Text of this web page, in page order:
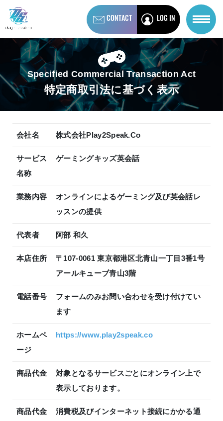
CONTACT LOG IN
Specified Commercial Transaction Act
特定商取引法に基づく表示
会社名 株式会社Play2Speak.Co
サービス
名称
ゲーミングキッズ英会話
業務内容
オンラインによるゲーミング及び英会話レ
ッスンの提供
代表者 阿部 和久
本店住所
〒107-0061 東京都港区北青山一丁目3番1号
アールキューブ青山3階
電話番号
フォームのみお問い合わせを受け付けてい
ます
ホームペ
ージ
https://www.play2speak.co
商品代金
対象となるサービスごとにオンライン上で
表示しております。
商品代金
消費税及びインターネット接続にかかる通